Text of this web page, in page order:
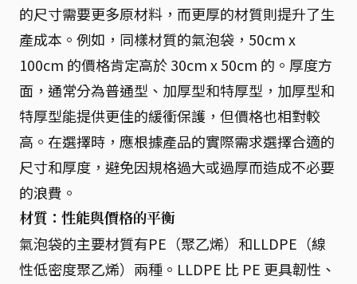
的尺寸需要更多原材料，而更厚的材質則提升了生
產成本。例如，同樣材質的氣泡袋，50cm x
100cm 的價格肯定高於 30cm x 50cm 的。厚度方
面，通常分為普通型、加厚型和特厚型，加厚型和
特厚型能提供更佳的緩衝保護，但價格也相對較
高。在選擇時，應根據產品的實際需求選擇合適的
尺寸和厚度，避免因規格過大或過厚而造成不必要
的浪費。
材質：性能與價格的平衡
氣泡袋的主要材質有PE（聚乙烯）和LLDPE（線
性低密度聚乙烯）兩種。LLDPE 比 PE 更具韌性、